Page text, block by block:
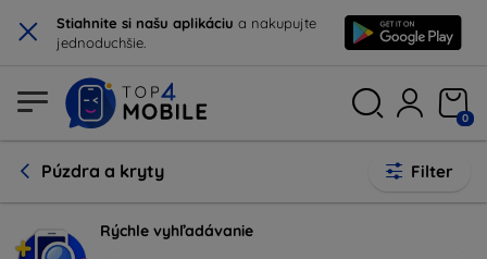
× Stiahnite si našu aplikáciu a nakupujte
jednoduchšie.
0
Púzdra a kryty Filter
Rýchle vyhľadávanie